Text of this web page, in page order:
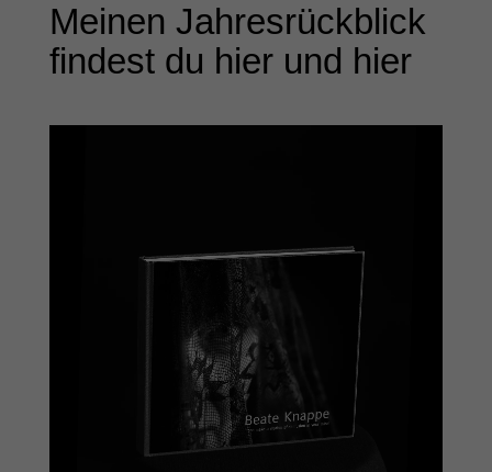
Meinen Jahresrückblick
findest du hierund hier